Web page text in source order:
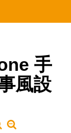
手
風設